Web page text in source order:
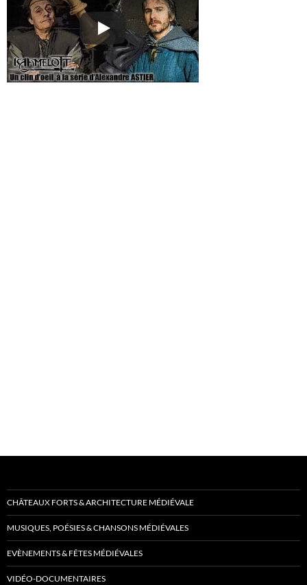
CHÂTEAUX FORTS & ARCHITECTURE MÉDIÉVALE
MUSIQUES, POÉSIES & CHANSONS MÉDIÉVALES
EVÈNEMENTS & FÊTES MÉDIÉVALES
VIDÉO-DOCUMENTAIRES